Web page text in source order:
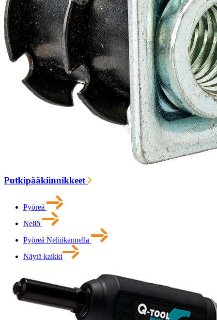
Putkipääkiinnikkeet
Pyöreä
Neliö
Pyöreä Neliökannella
Näytä kaikki